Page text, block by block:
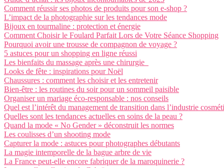
Comment réussir ses photos de produits pour son e-shop ?
L’impact de la photographie sur les tendances mode
Bijoux en tourmaline : protection et énergie
Comment Choisir le Foulard Parfait Lors de Votre Séance Shopping
Pourquoi avoir une trousse de compagnon de voyage ?
5 astuces pour un shopping en ligne réussi
Les bienfaits du massage après une chirurgie
Looks de fête : inspirations pour Noël
Chaussures : comment les choisir et les entretenir
Bien-être : les routines du soir pour un sommeil paisible
Organiser un mariage éco-responsable : nos conseils
Quel est l’intérêt du management de transition dans l’industrie
Quelles sont les tendances actuelles en soins de la peau ?
Quand la mode « No Gender » déconstruit les normes
Les coulisses d’un shooting mode
Capturer la mode : astuces pour photographes débutants
La magie intemporelle de la bague arbre de vie
La France peut-elle encore fabriquer de la maroquinerie ?